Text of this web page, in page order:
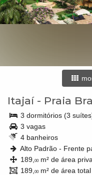
Itajaí- Praia
3 dormitórios (3
3 vagas
4 banheiros
Alto Padrão - Frente
189, 00m² de área
189, 00m² de área total